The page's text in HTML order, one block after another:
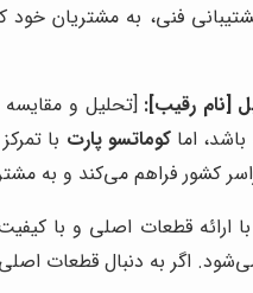
فنی، به مشتریان خود
[نام رقیب]: [تحلیل و
اماکوماتسو پارت با
کشور فراهم می‌کند و به
با ارائه قطعات اصلی و با
اگر به دنبال قطعات